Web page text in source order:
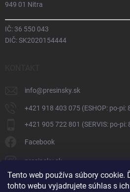
Tento web používa súbory cookie.
tohto webu vyjadrujete súhlas s
949 01 Nitra
IČ: 36 550 043
DIČ: SK2020154444
info@presinsky.sk
+421 918 403 075 (ESHOP: po-pi:
+421 905 722 801 (SERVIS: po-pi:
Facebook
presinsky.sk